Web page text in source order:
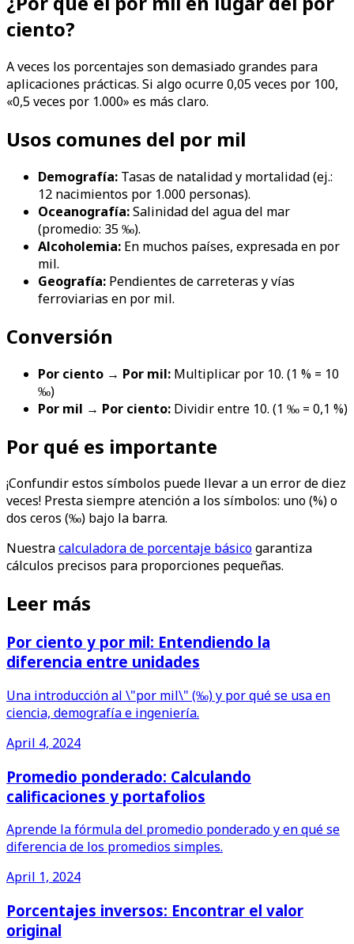
ciento?
A veces los porcentajes son demasiado grandes para
aplicaciones prácticas. Si algo ocurre 0,05 veces por 100,
«0,5 veces por 1.000» es más claro.
Usos comunes del por mil
Demografía: Tasas de natalidad y mortalidad (ej.:
12 nacimientos por 1.000 personas).
Oceanografía:Salinidad del agua del mar
(promedio: 35 ‰).
Alcoholemia: En muchos países, expresada en por
mil.
Geografía: Pendientes de carreteras y vías
ferroviarias en por mil.
Conversión
Por ciento → Por mil: Multiplicar por 10. (1 % = 10
‰)
Por mil → Por ciento: Dividir entre 10. (1 ‰ = 0,1 %)
Por qué es importante
¡Confundir estos símbolos puede llevar a un error de diez
veces! Presta siempre atención a los símbolos: uno (%) o
dos ceros (‰) bajo la barra.
Nuestracalculadora de porcentaje básicogarantiza
cálculos precisos para proporciones pequeñas.
Leer más
Por ciento y por mil: Entendiendo la
diferencia entre unidades
Una introducción al \"por mil\" (‰) y por qué se usa en
ciencia, demografía e ingeniería.
April 4, 2024
Promedio ponderado: Calculando
calificaciones y portafolios
Aprende la fórmula del promedio ponderado y en qué se
diferencia de los promedios simples.
April 1, 2024
Porcentajes inversos: Encontrar el valor
original